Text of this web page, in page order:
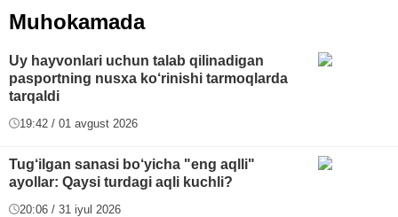
Muhokamada
Uy hayvonlari uchun talab qilinadigan
pasportning nusxa ko‘rinishi tarmoqlarda
tarqaldi
19:42 / 01 avgust 2026
Tug‘ilgan sanasi bo‘yicha "eng aqlli"
ayollar: Qaysi turdagi aqli kuchli?
20:06 / 31 iyul 2026